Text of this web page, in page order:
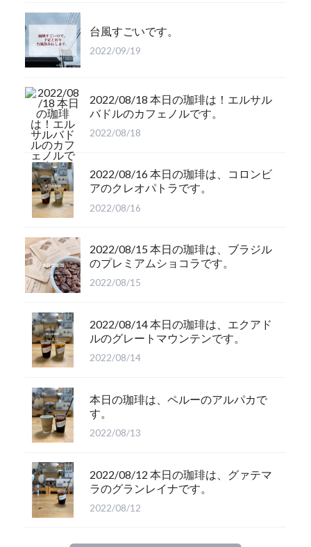
台風すごいです。
2022/09/19
2022/08/18 本日の珈琲は！エルサル
バドルのカフェノルです。
2022/08/18
2022/08/16 本日の珈琲は、コロンビ
アのクレオパトラです。
2022/08/16
2022/08/15 本日の珈琲は、ブラジル
のプレミアムショコラです。
2022/08/15
2022/08/14 本日の珈琲は、エクアド
ルのグレートマウンテンです。
2022/08/14
本日の珈琲は、ペルーのアルパカで
す。
2022/08/13
2022/08/12 本日の珈琲は、グァテマ
ラのグランレイナです。
2022/08/12